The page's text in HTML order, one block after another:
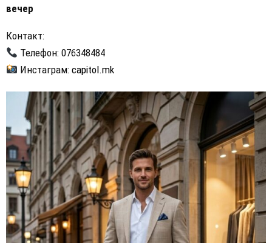
вечер
Контакт:
Телефон: 076348484
Инстаграм:capitol.mk